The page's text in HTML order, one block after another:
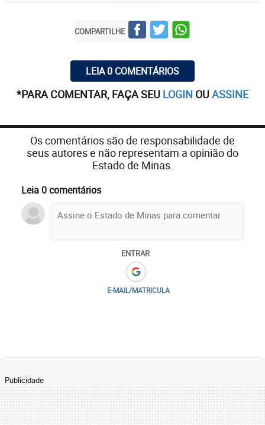
COMPARTILHE
LEIA 0 COMENTÁRIOS
*PARA COMENTAR, FAÇA SEU LOGIN OUASSINE
Os comentários são de responsabilidade de
seus autores e não representam a opinião do
Estado de Minas.
Leia 0 comentários
ENTRAR
E-MAIL/MATRICULA
Publicidade